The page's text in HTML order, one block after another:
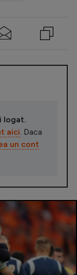
logat.
aici . Daca
un cont